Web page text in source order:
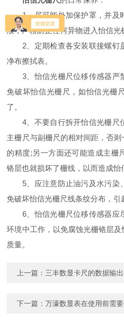
1、尽可能外加保护罩，并及时
液，严格防止任何异物进入怡信光
2、定期检查各安装联接螺钉
净布擦拭表。
3、怡信光栅尺位移传感器严
免破坏怡信光栅尺，如怡信光栅
了。
4、不要自行拆开怡信光栅尺
主栅尺与副栅尺的相对间距，否
的精度;另一方面还可能造成主栅
铬层也就损坏了栅线，以而造成怡
5、应注意防止油污及水污染
免破坏怡信光栅尺线条纹分布，引
6、怡信光栅尺位移传感器应
环境中工作，以免腐蚀光栅铬层
质量。
上一篇： 三丰数显卡尺的数据输
下一篇：万濠数显表在使用前需